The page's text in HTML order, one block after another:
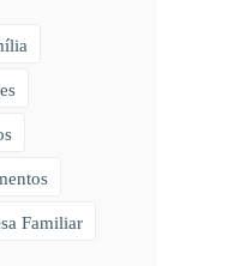
Familiar